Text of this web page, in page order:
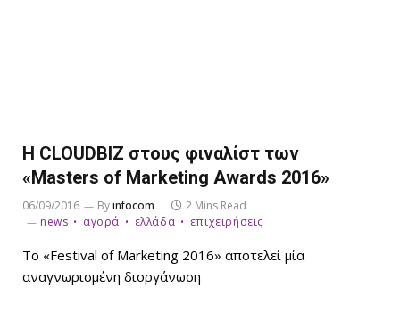
H CLOUDBIZ στους φιναλίστ των
«Masters of Marketing Awards 2016»
06/09/2016 Byinfocom
2 Mins Read
news
αγορά ελλάδα επιχειρήσεις
To «Festival of Marketing 2016» αποτελεί μία
αναγνωρισμένη διοργάνωση